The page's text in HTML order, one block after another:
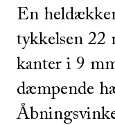
En
tykkelsen 22
kanter i 9
dæmpende